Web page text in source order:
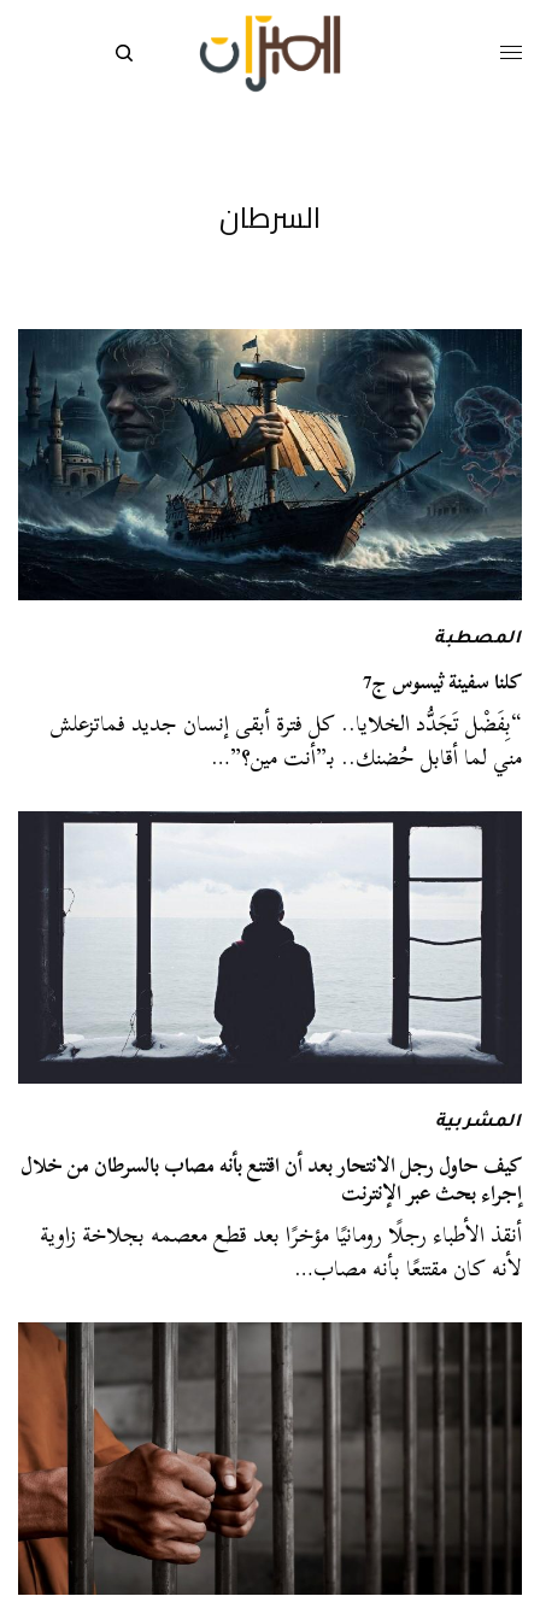
السرطان
المصطبة
كلنا سفينة ثيسوس ج7
“بِفَضْل تَجَدُّد الخلايا.. كل فترة أبقى إنسان جديد فماتزعلش
مني لما أقابل حُضنك.. بـ”أنت مين؟”…
المشربية
كيف حاول رجل الانتحار بعد أن اقتنع بأنه مصاب بالسرطان من خلال
إجراء بحث عبر الإنترنت
أنقذ الأطباء رجلًا رومانيًا مؤخرًا بعد قطع معصمه بجلاخة زاوية
لأنه كان مقتنعًا بأنه مصاب…